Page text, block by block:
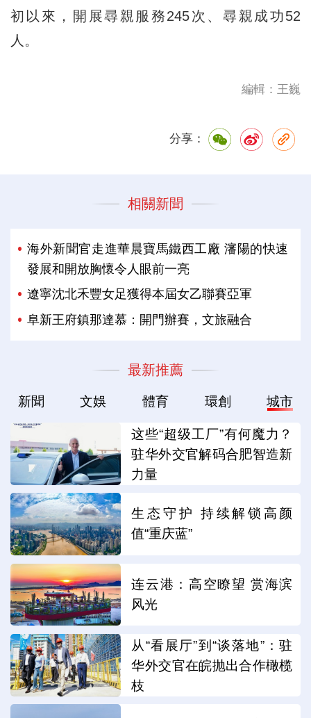
初以來，開展尋親服務245次、尋親成功52
人。
編輯：王巍
分享：
相關新聞
海外新聞官走進華晨寶馬鐵西工廠 瀋陽的快速
發展和開放胸懷令人眼前一亮
遼寧沈北禾豐女足獲得本屆女乙聯賽亞軍
阜新王府鎮那達慕：開門辦賽，文旅融合
最新推薦
新聞 文娛 體育 環創 城市
这些“超级工厂”有何魔力？
驻华外交官解码合肥智造新
力量
生态守护 持续解锁高颜
值“重庆蓝”
连云港：高空瞭望 赏海滨
风光
从“看展厅”到“谈落地”：驻
华外交官在皖抛出合作橄榄
枝